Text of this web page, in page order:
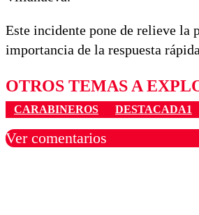
Este incidente pone de relieve la
importancia de la respuesta
OTROS TEMAS A
CARABINEROS DESTACADA1
Ver comentarios